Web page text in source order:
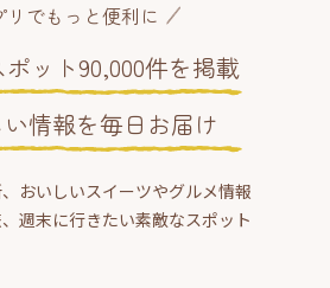
リでもっと便利に
ット90,000件を掲載
情報を毎日お届け
おいしいスイーツやグルメ情報
週末に行きたい素敵なスポット